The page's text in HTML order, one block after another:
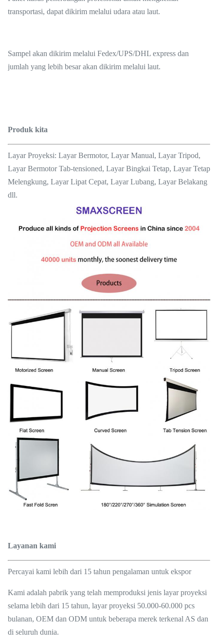
transportasi, dapat dikirim melalui udara atau laut.
Sampel akan dikirim melalui Fedex/UPS/DHL express dan
jumlah yang lebih besar akan dikirim melalui laut.
Produk kita
Layar Proyeksi: Layar Bermotor, Layar Manual, Layar Tripod,
Layar Bermotor Tab-tensioned, Layar Bingkai Tetap, Layar Tetap
Melengkung, Layar Lipat Cepat, Layar Lubang, Layar Belakang
dll.
Layanan kami
Percayai kami lebih dari 15 tahun pengalaman untuk ekspor
Kami adalah pabrik yang telah memproduksi jenis layar proyeksi
selama lebih dari 15 tahun, layar proyeksi 50.000-60.000 pcs
bulanan, OEM dan ODM untuk beberapa merek terkenal AS dan
di seluruh dunia.